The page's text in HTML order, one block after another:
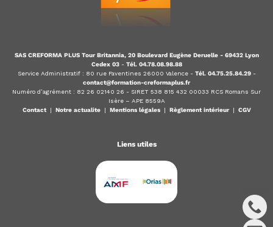
SAS CREFORMA PLUS Tour Britannia, 20 Boulevard Eugène Deruelle - 69432 Lyon
Cedex 03- Tél. 04.78.08.98.88
Service Administratif : 80 rue Faventines 26000 Valence - Tél. 04.75.25.84.29-
contact@formation-creformaplus.fr
Numéro d’agrément : 82 26 02140 26 - SIRET 538 815 432 00033 RCS Romans Sur
Isère – APE 8559A
Contact| Notre actualite| Mentions légales| Règlement intérieur| CGV
Liens utiles